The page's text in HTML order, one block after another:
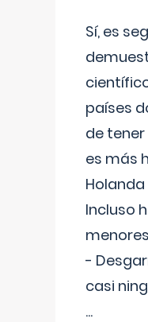
Sí, es
países
de
es más
Incluso
-
casi
...